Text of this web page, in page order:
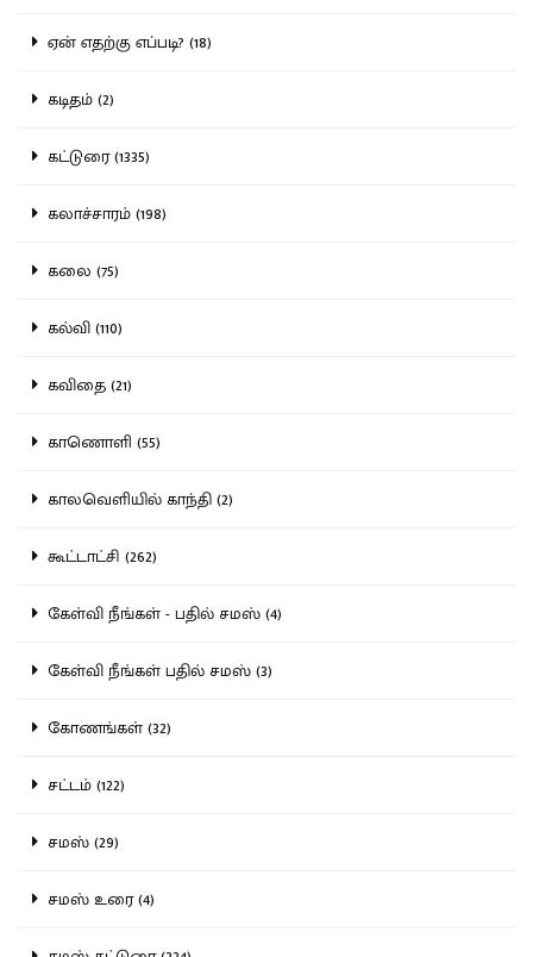
ஏன் எதற்கு எப்படி? (18)
கடிதம் (2)
கட்டுரை (1335)
கலாச்சாரம் (198)
கலை (75)
கல்வி (110)
கவிதை (21)
காணொளி (55)
காலவெளியில் காந்தி (2)
கூட்டாட்சி (262)
கேள்வி நீங்கள் - பதில் சமஸ் (4)
கேள்வி நீங்கள் பதில் சமஸ் (3)
கோணங்கள் (32)
சட்டம் (122)
சமஸ் (29)
சமஸ் உரை (4)